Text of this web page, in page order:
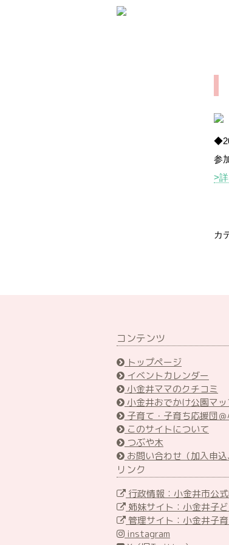
参
>
カ
コンテンツ
トップページ
イベントカレンダー
小金井ママのクチコミ
小金井おでかけ公園マ
子育て・子育ち応援団
このサイトについて
つぶや木
お問い合わせ（加入申込
リンク
行政情報：小金井市公
姉妹サイト：小金井子
管理サイト：小金井子
instagram